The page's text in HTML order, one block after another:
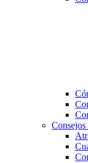
Consejos